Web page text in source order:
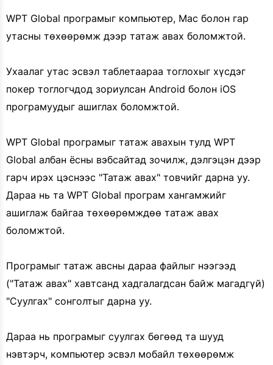
WPT Global програмыг компьютер, Mac болон гар
утасны төхөөрөмж дээр татаж авах боломжтой.
Ухаалаг утас эсвэл таблетаараа тоглохыг хүсдэг
покер тоглогчдод зориулсан Android болон iOS
програмуудыг ашиглах боломжтой.
WPT Global програмыг татаж авахын тулд WPT
Global албан ёсны вэбсайтад зочилж, дэлгэцэн дээр
гарч ирэх цэснээс "Татаж авах" товчийг дарна уу.
Дараа нь та WPT Global програм хангамжийг
ашиглаж байгаа төхөөрөмждөө татаж авах
боломжтой.
Програмыг татаж авсны дараа файлыг нээгээд
("Татаж авах" хавтсанд хадгалагдсан байж магадгүй)
"Суулгах" сонголтыг дарна уу.
Дараа нь програмыг суулгах бөгөөд та шууд
нэвтэрч, компьютер эсвэл мобайл төхөөрөмж